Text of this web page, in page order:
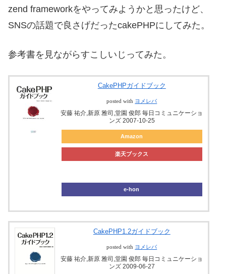
zend frameworkをやってみようかと思ったけど、
SNSの話題で良さげだったcakePHPにしてみた。
参考書を見ながらすこしいじってみた。
CakePHPガイドブック
posted with ヨメレバ
安藤 祐介,新原 雅司,堂園 俊郎 毎日コミュニケーショ
ンズ 2007-10-25
Amazon
楽天ブックス
e-hon
CakePHP1.2ガイドブック
posted with ヨメレバ
安藤 祐介,新原 雅司,堂園 俊郎 毎日コミュニケーショ
ンズ 2009-06-27